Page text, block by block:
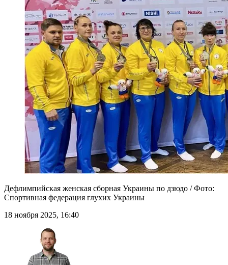
Дефлимпийская женская сборная Украины по дзюдо / Фото:
Спортивная федерация глухих Украины
18 ноября 2025, 16:40